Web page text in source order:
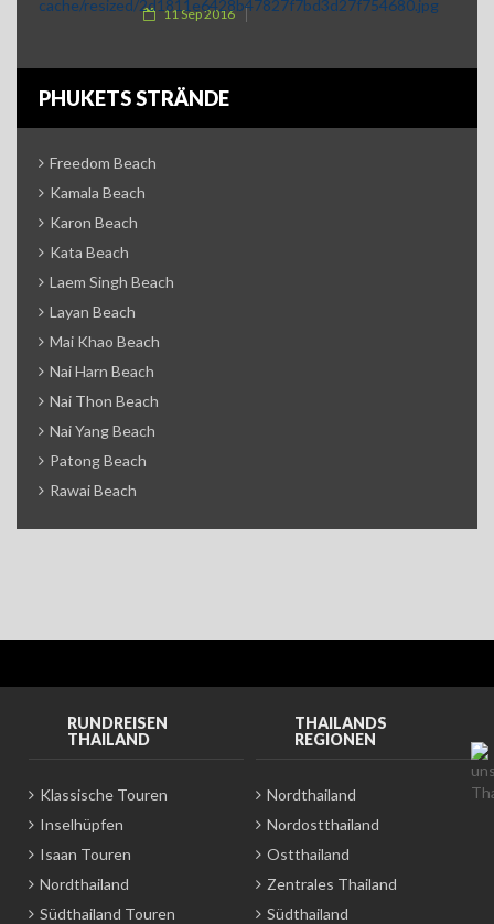
11 Sep 2016
PHUKETS STRÄNDE
Freedom Beach
Kamala Beach
Karon Beach
Kata Beach
Laem Singh Beach
Layan Beach
Mai Khao Beach
Nai Harn Beach
Nai Thon Beach
Nai Yang Beach
Patong Beach
Rawai Beach
RUNDREISEN
THAILAND
Klassische Touren
Inselhüpfen
Isaan Touren
Nordthailand
Südthailand Touren
THAILANDS
REGIONEN
Nordthailand
Nordostthailand
Ostthailand
Zentrales Thailand
Südthailand